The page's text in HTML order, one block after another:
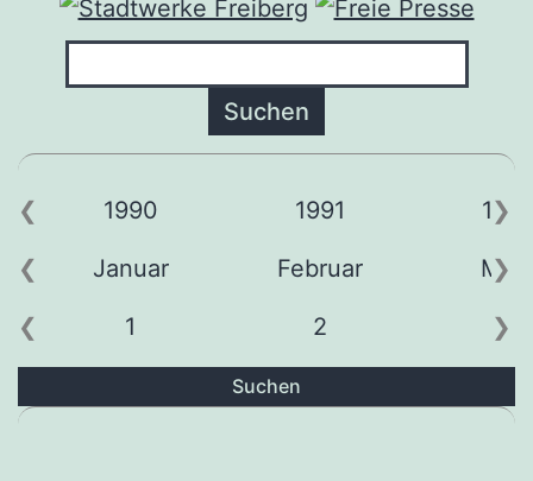
1990 1991
Januar Februar
1 2 3
Suchen